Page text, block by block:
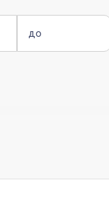
до